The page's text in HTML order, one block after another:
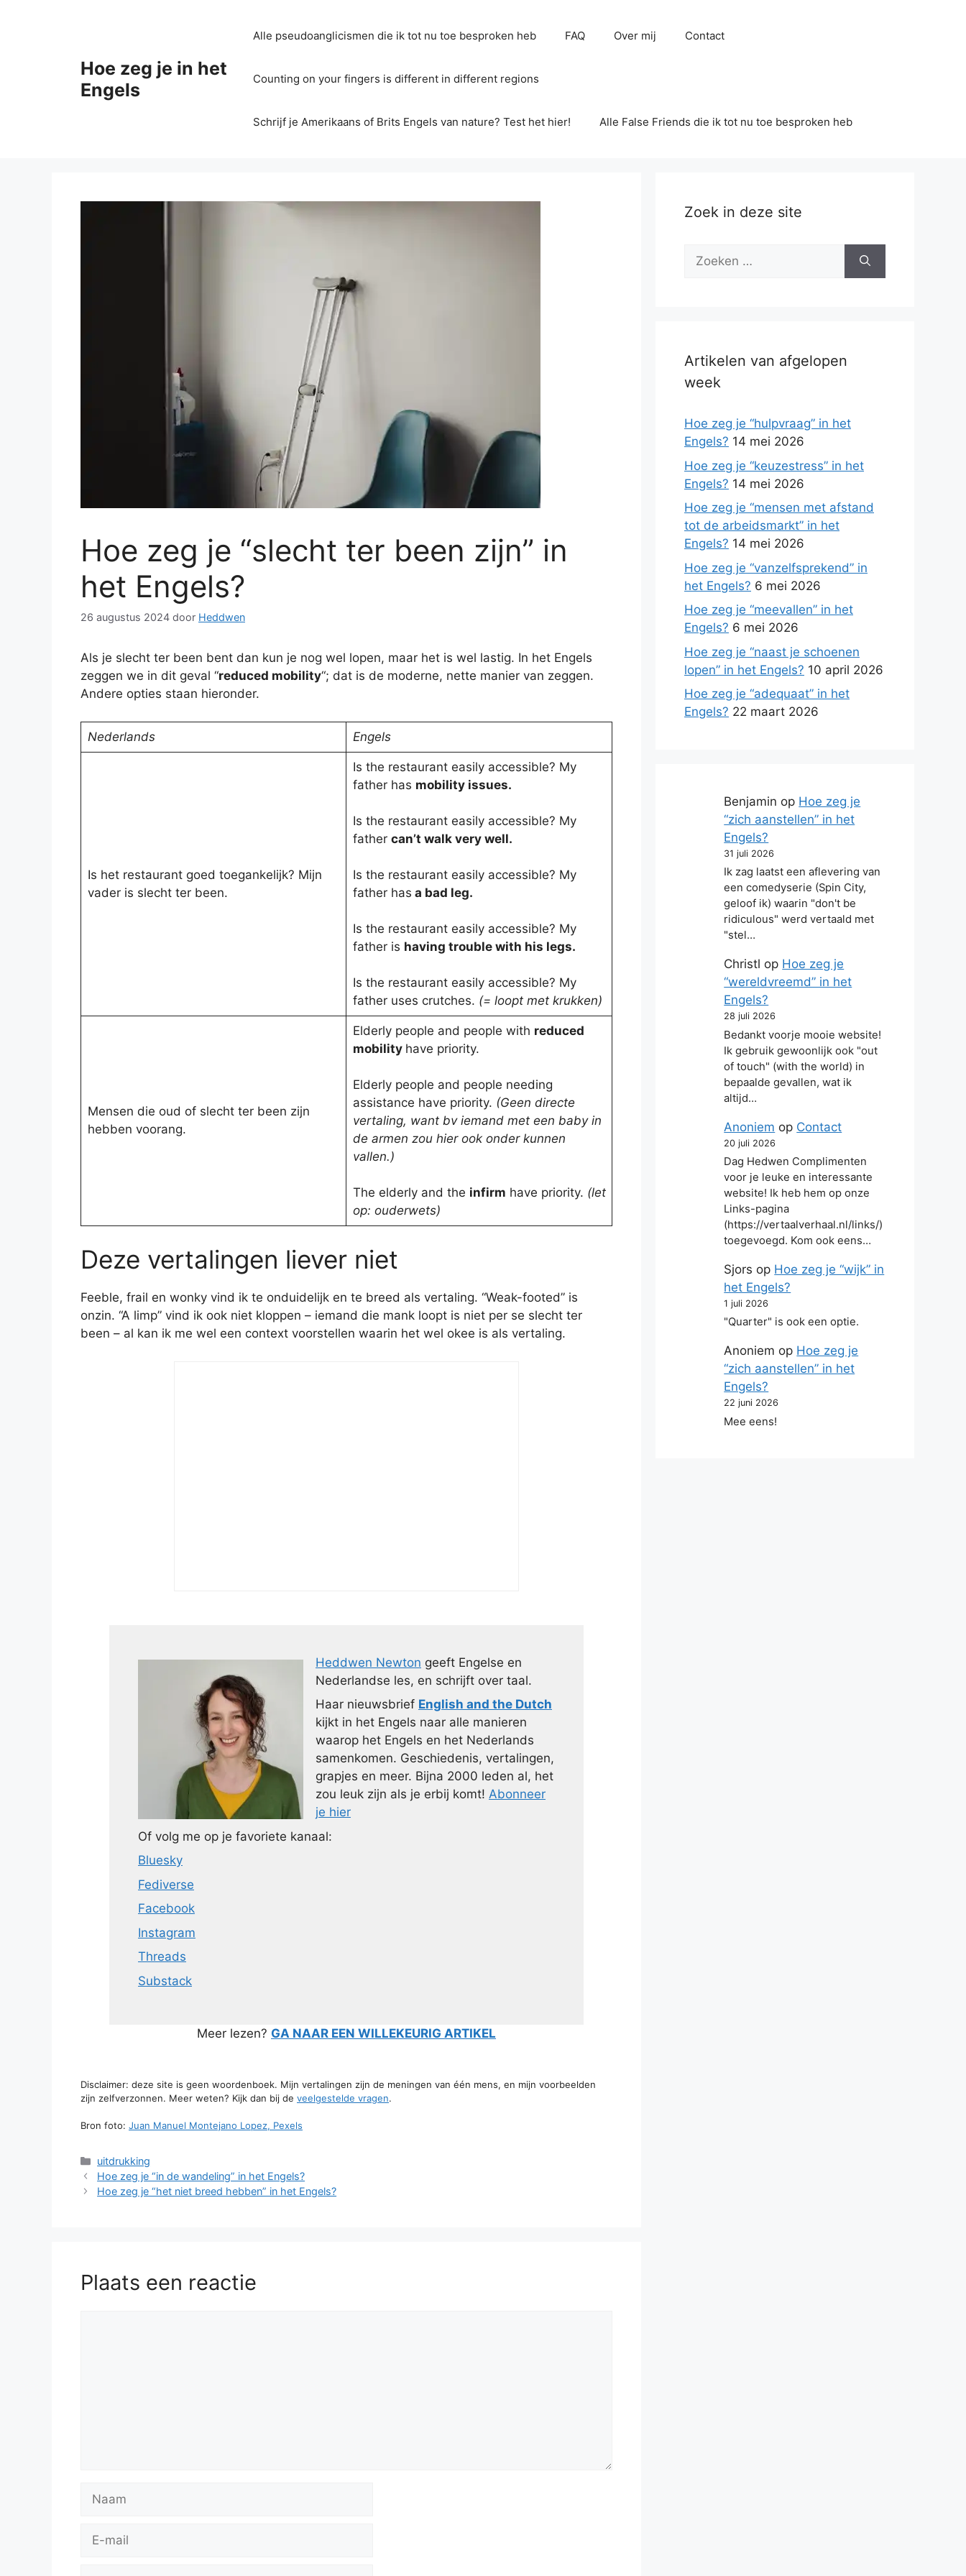
Hoe zeg je in het
Engels
Alle pseudoanglicismen die ik tot nu toe besproken heb FAQ Over mij Contact
Counting on your fingers is different in different regions
Schrijf je Amerikaans of Brits Engels van nature? Test het hier! Alle False Friends die ik tot nu toe besproken heb
Hoe zeg je “slecht ter been zijn” in
het Engels?
26 augustus 2024 door Heddwen
Als je slecht ter been bent dan kun je nog wel lopen, maar het is wel lastig. In het Engels
zeggen we in dit geval “reduced mobility“; dat is de moderne, nette manier van zeggen.
Andere opties staan hieronder.
Nederlands Engels
Is het restaurant goed toegankelijk? Mijn
vader is slecht ter been.
Is the restaurant easily accessible? My
father has mobility issues.
Is the restaurant easily accessible? My
father can’t walk very well.
Is the restaurant easily accessible? My
father has a bad leg.
Is the restaurant easily accessible? My
father is having trouble with his legs.
Is the restaurant easily accessible? My
father uses crutches. (= loopt met krukken)
Mensen die oud of slecht ter been zijn
hebben voorang.
Elderly people and people with reduced
mobility have priority.
Elderly people and people needing
assistance have priority. (Geen directe
vertaling, want bv iemand met een baby in
de armen zou hier ook onder kunnen
vallen.)
The elderly and the infirm have priority. (let
op: ouderwets)
Deze vertalingen liever niet
Feeble, frail en wonky vind ik te onduidelijk en te breed als vertaling. “Weak-footed” is
onzin. “A limp” vind ik ook niet kloppen – iemand die mank loopt is niet per se slecht ter
been – al kan ik me wel een context voorstellen waarin het wel okee is als vertaling.
Heddwen Newton geeft Engelse en
Nederlandse les, en schrijft over taal.
Haar nieuwsbrief English and the Dutch
kijkt in het Engels naar alle manieren
waarop het Engels en het Nederlands
samenkomen. Geschiedenis, vertalingen,
grapjes en meer. Bijna 2000 leden al, het
zou leuk zijn als je erbij komt! Abonneer
je hier
Of volg me op je favoriete kanaal:
Bluesky
Fediverse
Facebook
Instagram
Threads
Substack
Meer lezen? GA NAAR EEN WILLEKEURIG ARTIKEL
Disclaimer: deze site is geen woordenboek. Mijn vertalingen zijn de meningen van één mens, en mijn voorbeelden
zijn zelfverzonnen. Meer weten? Kijk dan bij de veelgestelde vragen.
Bron foto: Juan Manuel Montejano Lopez, Pexels
Categorieën
uitdrukking
Hoe zeg je “in de wandeling” in het Engels?
Hoe zeg je “het niet breed hebben” in het Engels?
Plaats een reactie
Naam
Zoek in deze site
Zoek
Artikelen van afgelopen
week
Hoe zeg je “hulpvraag” in het
Engels? 14 mei 2026
Hoe zeg je “keuzestress” in het
Engels? 14 mei 2026
Hoe zeg je “mensen met afstand
tot de arbeidsmarkt” in het
Engels? 14 mei 2026
Hoe zeg je “vanzelfsprekend” in
het Engels? 6 mei 2026
Hoe zeg je “meevallen” in het
Engels? 6 mei 2026
Hoe zeg je “naast je schoenen
lopen” in het Engels? 10 april 2026
Hoe zeg je “adequaat” in het
Engels? 22 maart 2026
Benjamin op Hoe zeg je
“zich aanstellen” in het
Engels?
31 juli 2026
Ik zag laatst een aflevering van
een comedyserie (Spin City,
geloof ik) waarin "don't be
ridiculous" werd vertaald met
"stel…
Christl op Hoe zeg je
“wereldvreemd” in het
Engels?
28 juli 2026
Bedankt voorje mooie website!
Ik gebruik gewoonlijk ook "out
of touch" (with the world) in
bepaalde gevallen, wat ik
altijd…
Anoniem op Contact
20 juli 2026
Dag Hedwen Complimenten
voor je leuke en interessante
website! Ik heb hem op onze
Links-pagina
(https://vertaalverhaal.nl/links/)
toegevoegd. Kom ook eens…
Sjors op Hoe zeg je “wijk” in
het Engels?
1 juli 2026
"Quarter" is ook een optie.
Anoniem op Hoe zeg je
“zich aanstellen” in het
Engels?
22 juni 2026
Mee eens!